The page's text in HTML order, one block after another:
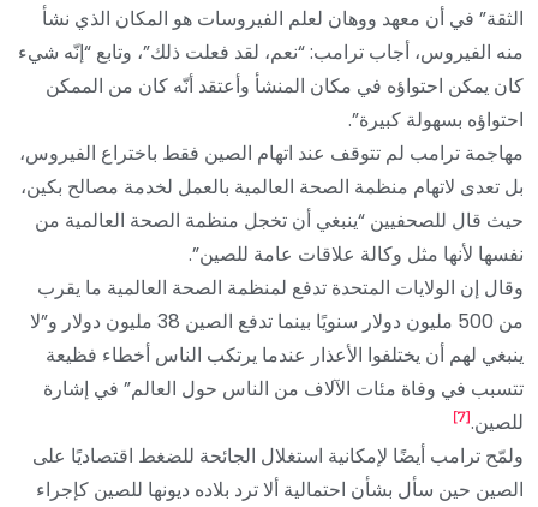
الثقة” في أن معهد ووهان لعلم الفيروسات هو المكان الذي نشأ
منه الفيروس، أجاب ترامب: “نعم، لقد فعلت ذلك”، وتابع “إنّه شيء
كان يمكن احتواؤه في مكان المنشأ وأعتقد أنّه كان من الممكن
احتواؤه بسهولة كبيرة”.
مهاجمة ترامب لم تتوقف عند اتهام الصين فقط باختراع الفيروس،
بل تعدى لاتهام منظمة الصحة العالمية بالعمل لخدمة مصالح بكين،
حيث قال للصحفيين “ينبغي أن تخجل منظمة الصحة العالمية من
نفسها لأنها مثل وكالة علاقات عامة للصين”.
وقال إن الولايات المتحدة تدفع لمنظمة الصحة العالمية ما يقرب
من 500 مليون دولار سنويًا بينما تدفع الصين 38 مليون دولار و”لا
ينبغي لهم أن يختلفوا الأعذار عندما يرتكب الناس أخطاء فظيعة
تتسبب في وفاة مئات الآلاف من الناس حول العالم” في إشارة
للصين.[7]
ولمّح ترامب أيضًا لإمكانية استغلال الجائحة للضغط اقتصاديًا على
الصين حين سأل بشأن احتمالية ألا ترد بلاده ديونها للصين كإجراء